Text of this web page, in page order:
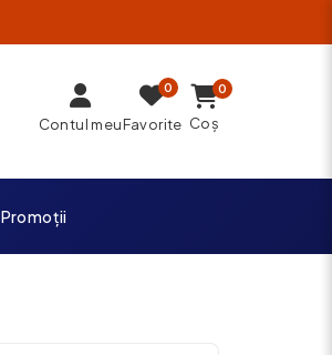
Contul meuFavorite
0
Coș
0
Promoții